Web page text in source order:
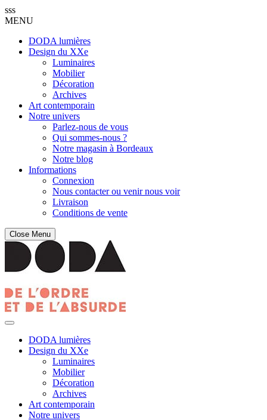
sss
MENU
DODA lumières
Design du XXe
Luminaires
Mobilier
Décoration
Archives
Art contemporain
Notre univers
Parlez-nous de vous
Qui sommes-nous ?
Notre magasin à Bordeaux
Notre blog
Informations
Connexion
Nous contacter ou venir nous voir
Livraison
Conditions de vente
Close Menu
DODA lumières
Design du XXe
Luminaires
Mobilier
Décoration
Archives
Art contemporain
Notre univers